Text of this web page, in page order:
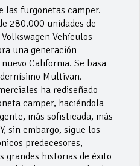
las furgonetas camper.
280.000 unidades de
Vehículos
una generación
California. Se basa
Multivan.
ha rediseñado
camper, haciéndola
más sofisticada, más
sin embargo, sigue los
predecesores,
grandes historias de éxito